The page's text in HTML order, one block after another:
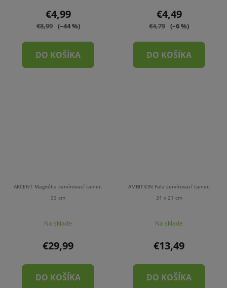
€4,99
€8,99 (–44 %)
DO KOŠÍKA
€4,49
€4,79 (–6 %)
DO KOŠÍKA
AKCENT Magnólia servírovací tanier,
33 cm
Na sklade
€29,99
DO KOŠÍKA
AMBITION Fala servírovací tanier,
31 x 21 cm
Na sklade
€13,49
DO KOŠÍKA